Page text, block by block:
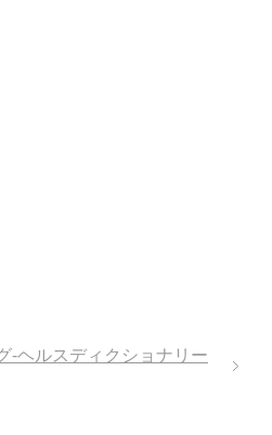
-ヘルスディクショナリー